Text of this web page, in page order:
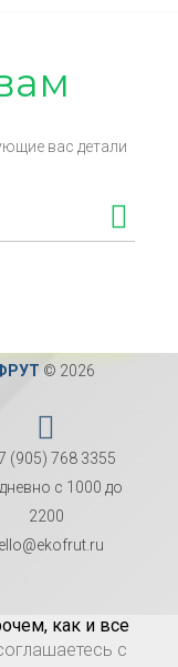
вас детали
© 2026
(905) 768 3355
с 1000 до
2200
как и все
с